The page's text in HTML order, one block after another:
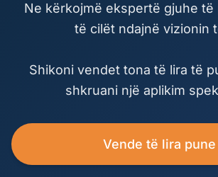
Ne kërkojmë ekspertë gjuhe të
të cilët ndajnë vizionin
Shikoni vendet tona të lira të
shkruani një aplikim
Vende të lira pune